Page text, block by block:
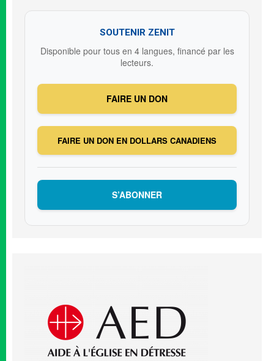
SOUTENIR ZENIT
Disponible pour tous en 4 langues, financé par les
lecteurs.
FAIRE UN DON
FAIRE UN DON EN DOLLARS CANADIENS
S’ABONNER